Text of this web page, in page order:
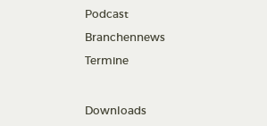
Podcast
Branchennews
Termine
Downloads